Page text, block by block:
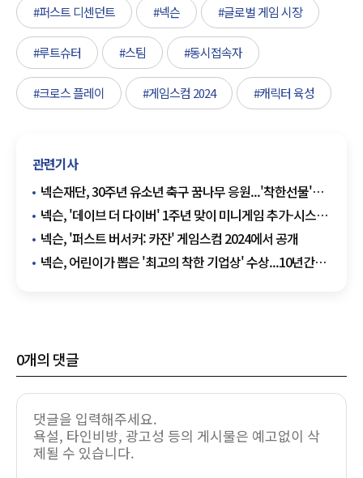
#퍼스트 디센던트 #넥슨 #글로벌 게임 시장
#루트슈터 #스팀 #동시접속자
#크로스 플레이 #게임스컴 2024 #캐릭터 육성
관련기사
넥슨재단, 30주년 유소년 축구 꿈나무 응원...'착한선물'
릴레이 이벤트 개최
넥슨, '데이브 더 다이버' 1주년 맞이 미니게임 추가-시스템
최적화
넥슨, '퍼스트 버서커: 카잔' 게임스컴 2024에서 공개
넥슨, 어린이가 뽑은 '최고의 착한 기업상' 수상...10년간
0개의 댓글